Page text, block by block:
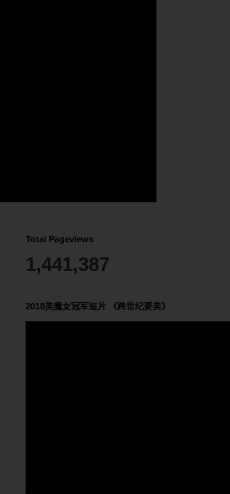
Total Pageviews
1,441,387
2018美魔女冠军短片 《跨世纪要美》